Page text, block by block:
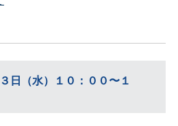
日（水）１０：００〜１